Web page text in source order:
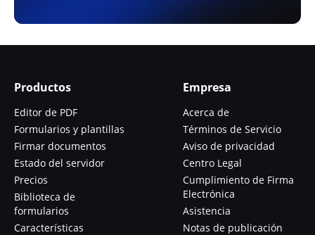
Productos
Editor de PDF
Formularios y plantillas
Firmar documentos
Estado del servidor
Precios
Biblioteca de
formularios
Características
Empresa
Acerca de
Términos de Servicio
Aviso de privacidad
Centro Legal
Cumplimiento de Firma
Electrónica
Asistencia
Notas de publicación